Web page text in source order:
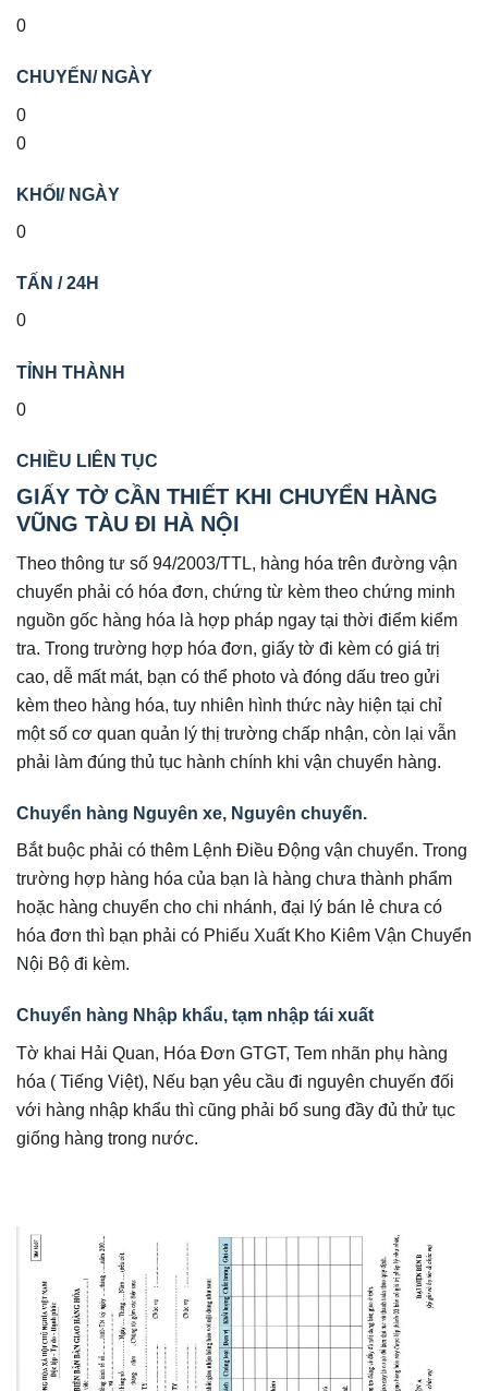
0
CHUYẾN/ NGÀY
0
0
KHỐI/ NGÀY
0
TẤN / 24H
0
TỈNH THÀNH
0
CHIỀU LIÊN TỤC
GIẤY TỜ CẦN THIẾT KHI CHUYỂN HÀNG
VŨNG TÀU ĐI HÀ NỘI
Theo thông tư số 94/2003/TTL, hàng hóa trên đường vận
chuyển phải có hóa đơn, chứng từ kèm theo chứng minh
nguồn gốc hàng hóa là hợp pháp ngay tại thời điểm kiểm
tra. Trong trường hợp hóa đơn, giấy tờ đi kèm có giá trị
cao, dễ mất mát, bạn có thể photo và đóng dấu treo gửi
kèm theo hàng hóa, tuy nhiên hình thức này hiện tại chỉ
một số cơ quan quản lý thị trường chấp nhận, còn lại vẫn
phải làm đúng thủ tục hành chính khi vận chuyển hàng.
Chuyển hàng Nguyên xe, Nguyên chuyến.
Bắt buộc phải có thêm Lệnh Điều Động vận chuyển. Trong
trường hợp hàng hóa của bạn là hàng chưa thành phẩm
hoặc hàng chuyển cho chi nhánh, đại lý bán lẻ chưa có
hóa đơn thì bạn phải có Phiếu Xuất Kho Kiêm Vận Chuyển
Nội Bộ đi kèm.
Chuyển hàng Nhập khẩu, tạm nhập tái xuất
Tờ khai Hải Quan, Hóa Đơn GTGT, Tem nhãn phụ hàng
hóa ( Tiếng Việt), Nếu bạn yêu cầu đi nguyên chuyến đối
với hàng nhập khẩu thì cũng phải bổ sung đầy đủ thử tục
giống hàng trong nước.